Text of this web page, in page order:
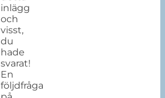
inlägg
och
visst,
du
hade
svarat!
En
följdfråga